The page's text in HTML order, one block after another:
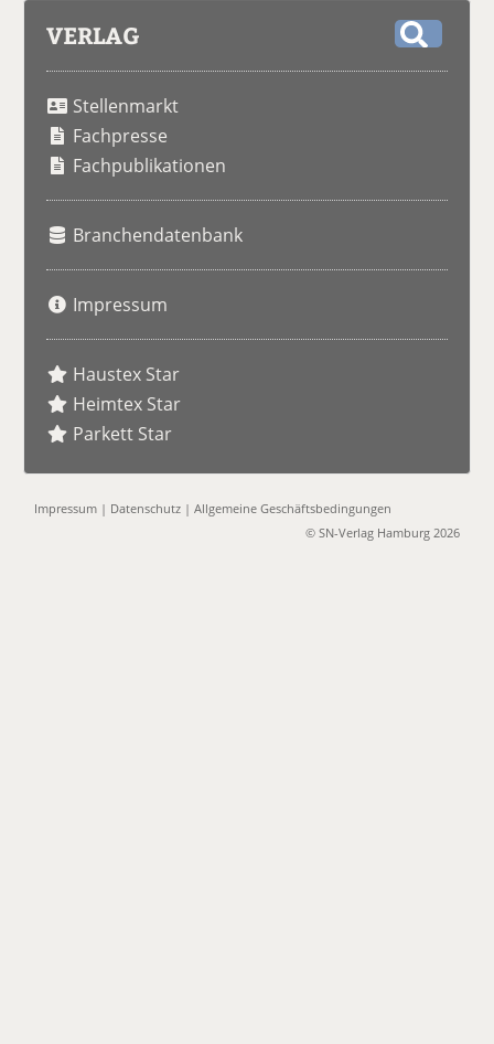
VERLAG
Stellenmarkt
Fachpresse
Fachpublikationen
Branchendatenbank
Impressum
Haustex Star
Heimtex Star
Parkett Star
Impressum | Datenschutz |Allgemeine Geschäftsbedingungen
© SN-Verlag Hamburg 2026